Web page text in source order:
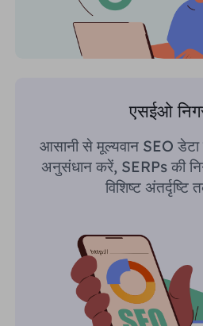
एसईओ
आसानी से मूल्यवान SEO डेटा
अनुसंधान करें, SERPs की
विशिष्ट